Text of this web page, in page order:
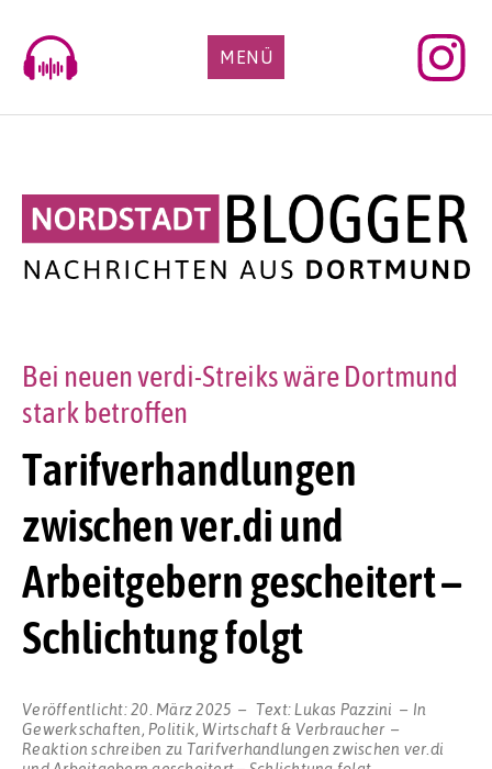
content
MENÜ
Tarifverhandlungen
zwischen ver.di und
Arbeitgebern gescheitert –
Schlichtung folgt
Bei neuen verdi-Streiks wäre Dortmund
stark betroffen
Veröffentlicht:20. März 2025 Text:Lukas Pazzini
In
Gewerkschaften, Politik,Wirtschaft & Verbraucher
Reaktion schreiben zu Tarifverhandlungen zwischen ver.di